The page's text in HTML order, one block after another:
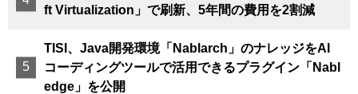
ft Virtualization」で刷新、5年間の費用を2割減
TISI、Java開発環境「Nablarch」のナレッジをAI
コーディングツールで活用できるプラグイン「Nabl
edge」を公開